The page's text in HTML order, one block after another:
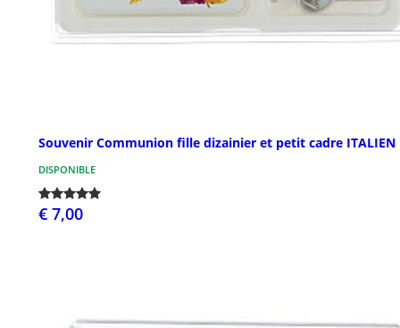
Souvenir Communion fille dizainier et petit cadre ITALIEN
DISPONIBLE
€ 7,00